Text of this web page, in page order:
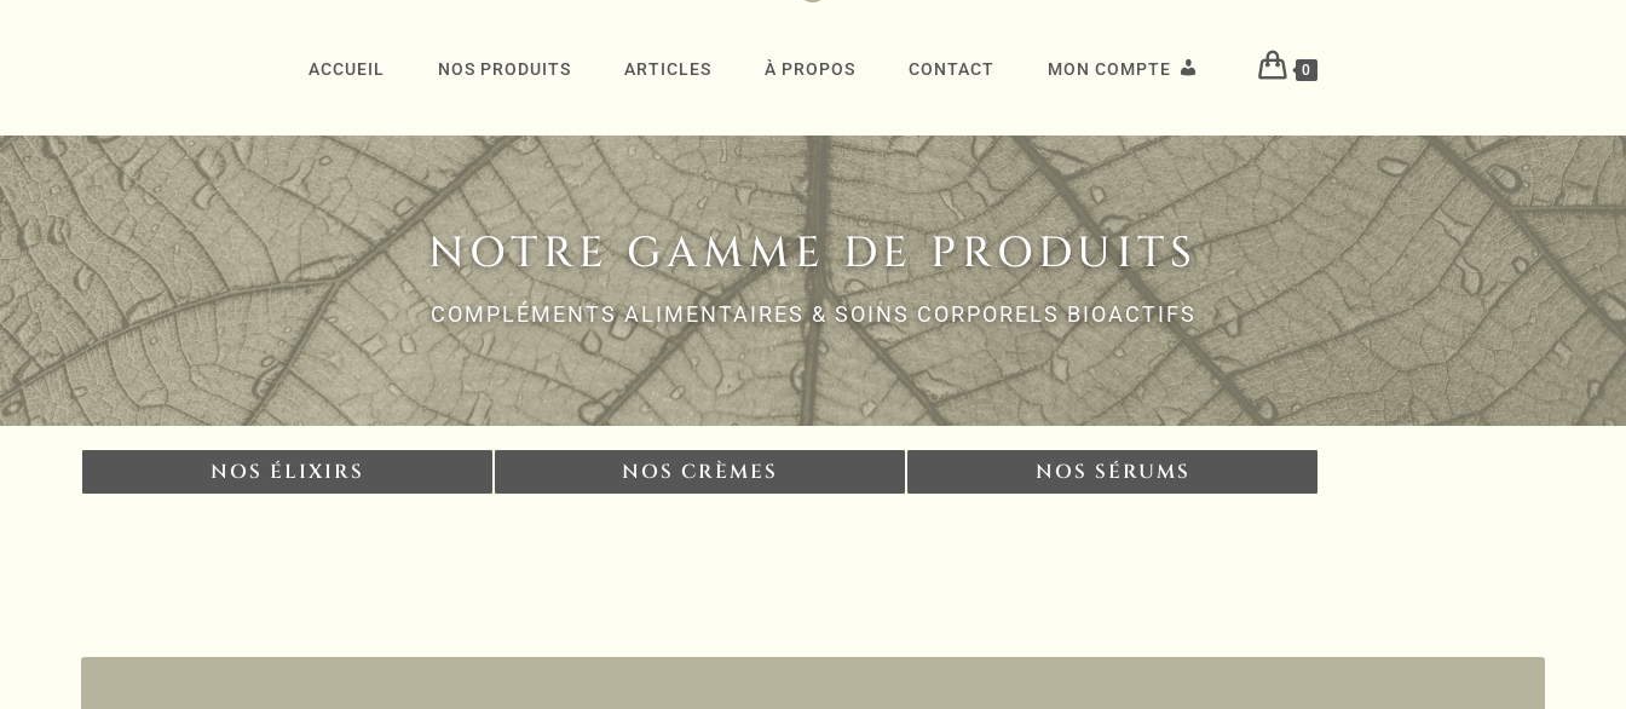
ACCUEIL NOS PRODUITS ARTICLES À PROPOS CONTACT MON COMPTE 0
NOTRE GAMME DE PRODUITS
COMPLÉMENTS ALIMENTAIRES & SOINS CORPORELS BIOACTIFS
NOS ÉLIXIRS NOS CRÈMES NOS SÉRUMS